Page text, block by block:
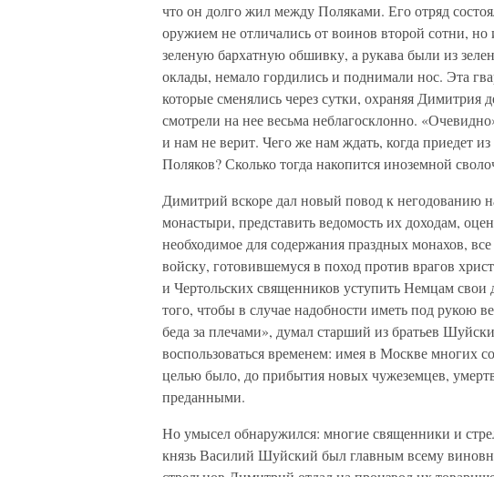
что он долго жил между Поляками. Его отряд
оружием не отличались от воинов второй сотни,
зеленую бархатную обшивку, а рукава были из
оклады, немало гордились и поднимали нос. Эта
которые сменялись через сутки, охраняя
смотрели на нее весьма неблагосклонно.
и нам не верит. Чего же нам ждать, когда приедет
Поляков? Сколько тогда накопится иноземной
Димитрий вскоре дал новый повод к негодованию
монастыри, представить ведомость их доходам,
необходимое для содержания праздных монахов,
войску, готовившемуся в поход против врагов
и Чертольских священников уступить Немцам свои
того, чтобы в случае надобности иметь под рукою
беда за плечами», думал старший из братьев
воспользоваться временем: имея в Москве многих
целью было, до прибытия новых чужеземцев,
преданными.
Но умысел обнаружился: многие священники и
князь Василий Шуйский был главным всему